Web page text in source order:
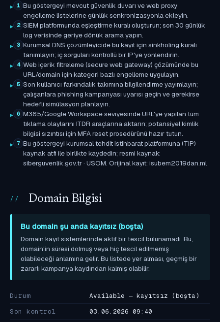
1 Bu göstergeyi mevcut güvenlik duvarı ve web proxy
engelleme listelerine günlük senkronizasyonla ekleyin.
2 SIEM platformunda eşleştirme kuralı oluşturun; son 30 günlük
log verisinde geriye dönük arama yapın.
3 Kurumsal DNS çözümleyicide bu kayıt için sinkholing kuralı
tanımlayın; iç sorguları kontrollü bir IP'ye yönlendirin.
4 Web içerik filtreleme (secure web gateway) çözümünde bu
URL/domain için kategori bazlı engelleme uygulayın.
5 Son kullanıcı farkındalık takımına bilgilendirme yayımlayın;
çalışanlara phishing kampanyası uyarısı geçin ve gerekirse
hedefli simülasyon planlayın.
6 M365/Google Workspace seviyesinde URL'ye yapılan tüm
tıklama olaylarını ITDR araçlarına aktarın; potansiyel kimlik
bilgisi sızıntısı için MFA reset prosedürünü hazır tutun.
7 Bu göstergeyi kurumsal tehdit istihbarat platformuna (TIP)
kaynak atfı ile birlikte kaydedin; resmi kaynak:
siberguvenlik.gov.tr · USOM. Orijinal kayıt: isubem2019dan.ml
Domain Bilgisi
Bu domain şu anda kayıtsız (boşta)
Domain kayıt sistemlerinde aktif bir tescil bulunamadı. Bu,
domain'in süresi dolmuş veya hiç tescil edilmemiş
olabileceği anlamına gelir. Bu listede yer alması, geçmiş bir
zararlı kampanya kaydından kalmış olabilir.
Durum
Available — kayıtsız (boşta)
Son kontrol
03.06.2026 09:40